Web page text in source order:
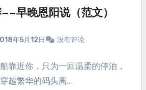
早晚恩阳说（范文）
年5月12日 没有评论
靠近你，只为一回温柔的停泊，
穿越繁华的码头离…